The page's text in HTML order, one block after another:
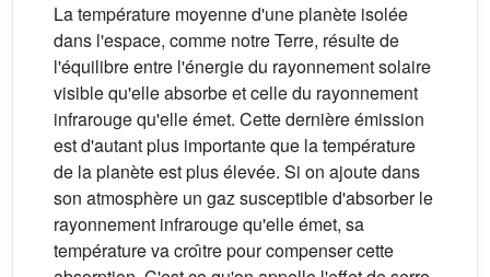
La température moyenne d'une planète isolée
dans l'espace, comme notre Terre, résulte de
l'équilibre entre l'énergie du rayonnement solaire
visible qu'elle absorbe et celle du rayonnement
infrarouge qu'elle émet. Cette dernière émission
est d'autant plus importante que la température
de la planète est plus élevée. Si on ajoute dans
son atmosphère un gaz susceptible d'absorber le
rayonnement infrarouge qu'elle émet, sa
température va croı̂tre pour compenser cette